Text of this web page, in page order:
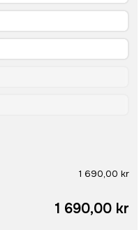
1 690,00 kr
1 690,00 kr